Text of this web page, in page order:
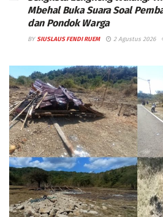
Mbehal Buka Suara Soal
dan Pondok Warga
BY SIUSLAUS FENDI RUEM 2 Agustus 2026